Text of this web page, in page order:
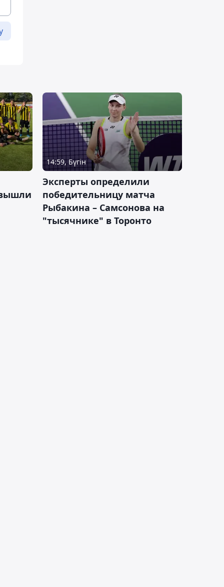
14:59, Бүгін
Эксперты определили
победительницу матча
Рыбакина – Самсонова на
"тысячнике" в Торонто